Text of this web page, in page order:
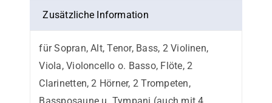
Zusätzliche Information
für Sopran, Alt, Tenor, Bass, 2 Violinen,
Viola, Violoncello o. Basso, Flöte, 2
Clarinetten, 2 Hörner, 2 Trompeten,